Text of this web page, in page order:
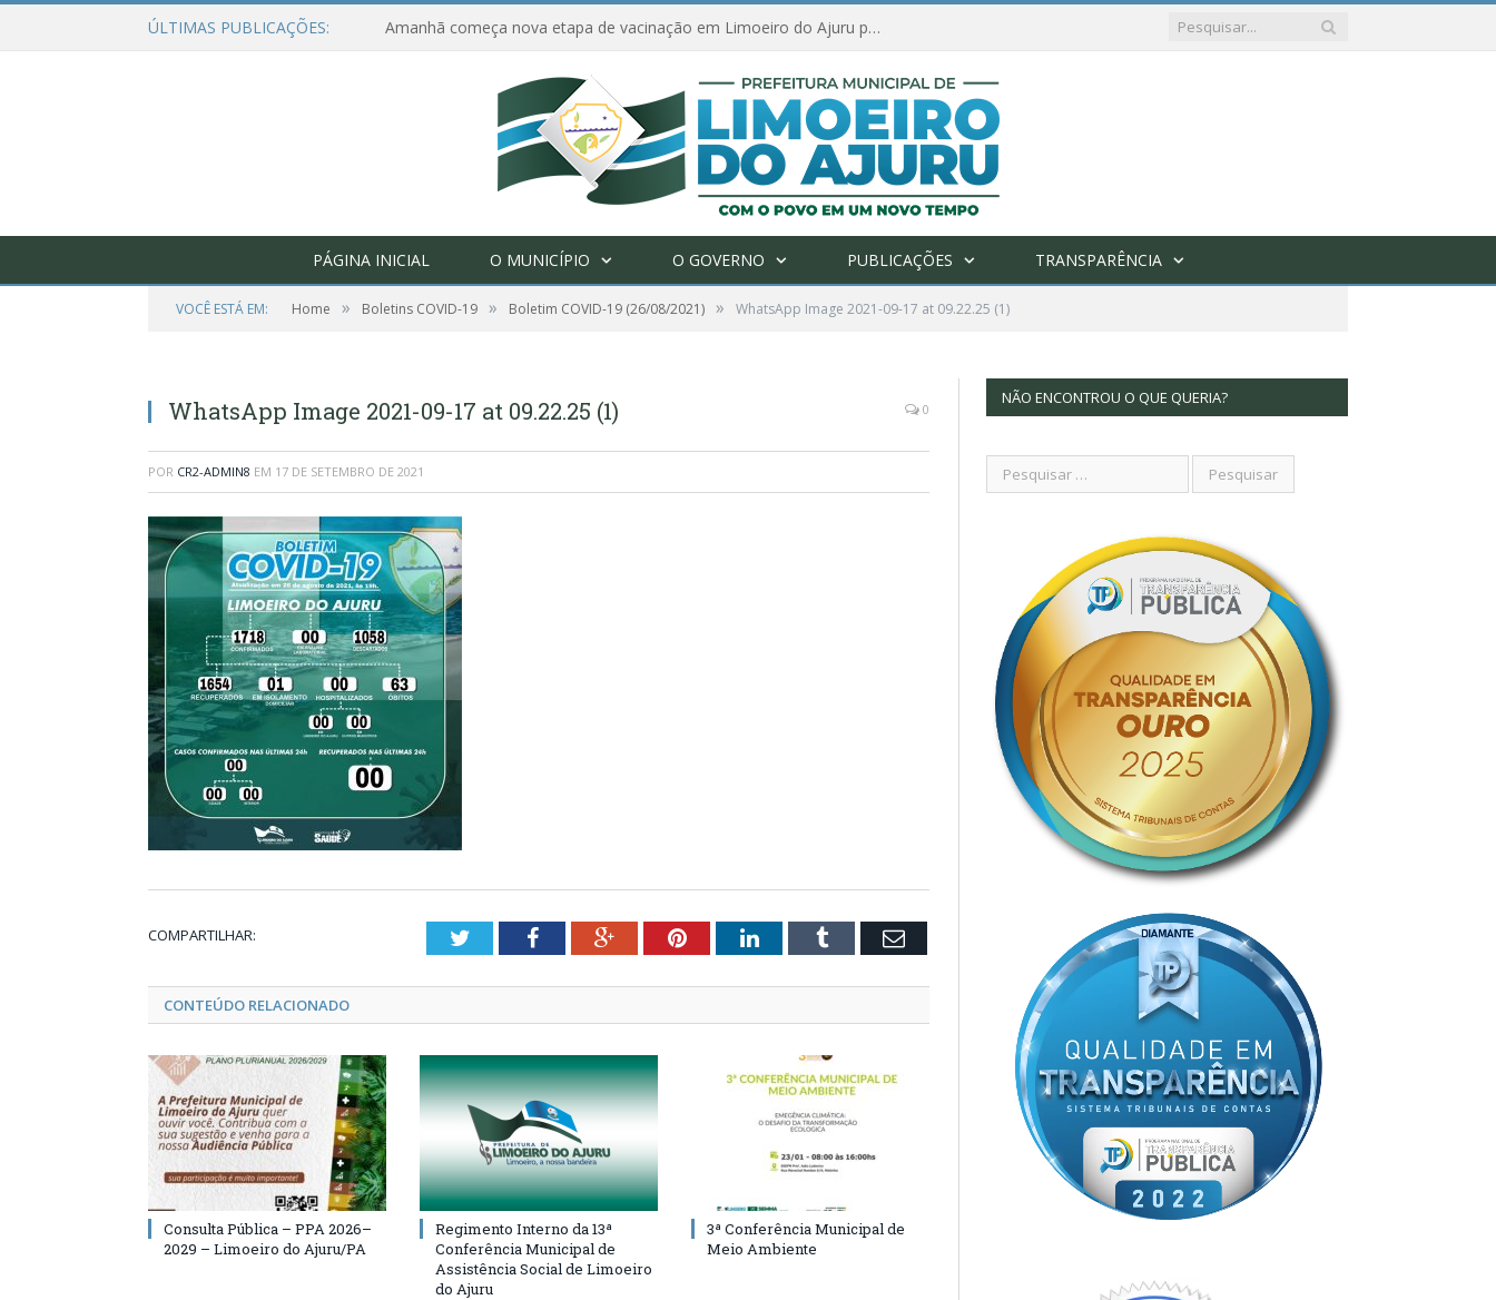
ÚLTIMAS PUBLICAÇÕES: Amanhã começa nova etapa de vacinação em Limoeiro do Ajuru para idosos com 65 ou mais
PÁGINA INICIAL O MUNICÍPIO O GOVERNO PUBLICAÇÕES TRANSPARÊNCIA
VOCÊ ESTÁ EM: Home » Boletins COVID-19 » Boletim COVID-19 (26/08/2021) » WhatsApp Image 2021-09-17 at 09.22.25 (1)
WhatsApp Image 2021-09-17 at 09.22.25 (1) 0
POR CR2-ADMIN8 EM 17 DE SETEMBRO DE 2021
COMPARTILHAR: TwitterFacebookGoogle+PinterestLinkedInTumblr Email
CONTEÚDO RELACIONADO
Consulta Pública – PPA 2026–
2029 – Limoeiro do Ajuru/PA
Regimento Interno da 13ª
Conferência Municipal de
Assistência Social de Limoeiro
do Ajuru
3ª Conferência Municipal de
Meio Ambiente
NÃO ENCONTROU O QUE QUERIA?